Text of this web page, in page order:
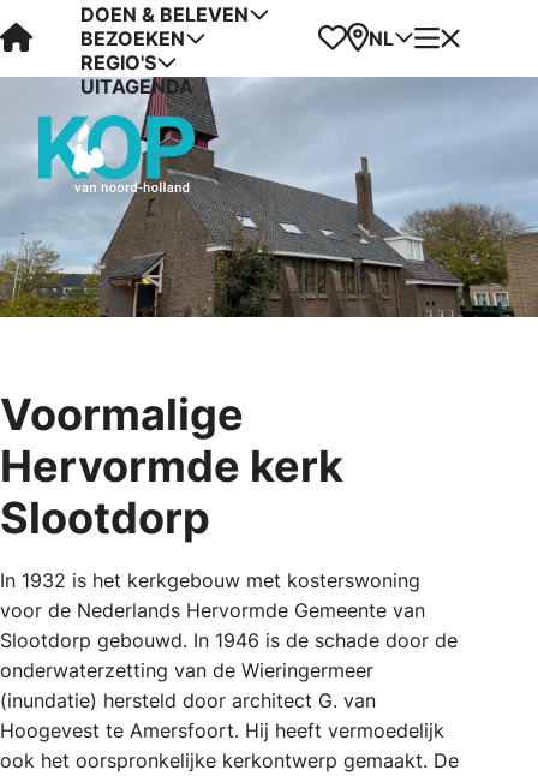
Visit Kop van Holland
DOEN & BELEVEN
BEZOEKEN
REGIO'S
UITAGENDA
Favorieten
Kaart
NL Menu
Voormalige
Hervormde kerk
Slootdorp
In 1932 is het kerkgebouw met kosterswoning
voor de Nederlands Hervormde Gemeente van
Slootdorp gebouwd. In 1946 is de schade door de
onderwaterzetting van de Wieringermeer
(inundatie) hersteld door architect G. van
Hoogevest te Amersfoort. Hij heeft vermoedelijk
ook het oorspronkelijke kerkontwerp gemaakt. De